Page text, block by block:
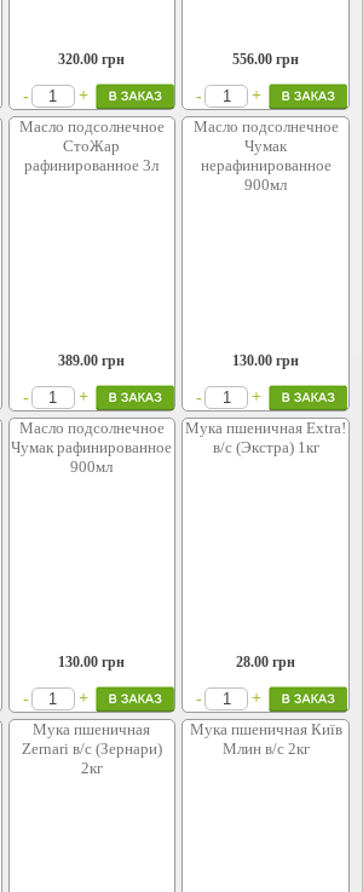
320.00 грн
- +
556.00 грн
-
+
Масло подсолнечное
СтоЖар
рафинированное 3л
389.00 грн
- +
Масло подсолнечное
Чумак
нерафинированное
900мл
130.00 грн
-
+
Масло подсолнечное
Чумак рафинированное
900мл
130.00 грн
- +
Мука пшеничная Extra!
в/с (Экстра) 1кг
28.00 грн
-
+
Мука пшеничная
Zernari в/с (Зернари)
2кг
Мука пшеничная Київ
Млин в/с 2кг